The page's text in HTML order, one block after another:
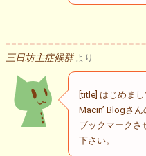
三日坊主症候群 より
[title] はじめまし
Macin’ Blogさん
ブックマークさ
下さい。